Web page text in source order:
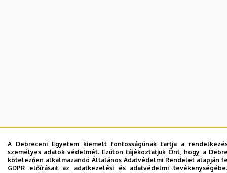
A Debreceni Egyetem kiemelt fontosságúnak tartja a
személyes adatok védelmét. Ezúton tájékoztatjuk Önt, hogy a
kötelezően alkalmazandó Általános Adatvédelmi Rendelet alapján
GDPR előírásait az adatkezelési és adatvédelmi